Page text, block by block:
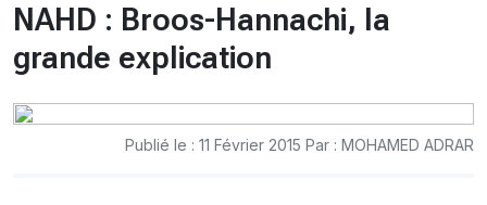
NAHD : Broos-Hannachi, la
grande explication
Publié le : 11 Février 2015 Par : MOHAMED ADRAR